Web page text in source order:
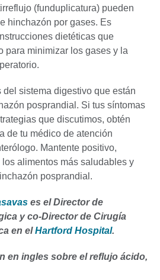
(funduplicatura) pueden
hinchazón por gases. Es
dietéticas que
para minimizar los gases y la
del sistema digestivo que están
posprandial. Si tus síntomas
que discutimos, obtén
de tu médico de atención
Mantente positivo,
alimentos más saludables y
posprandial.
es el Director de
y co-Director de Cirugía
en elHartford Hospital.
en ingles sobre el reflujo ácido,